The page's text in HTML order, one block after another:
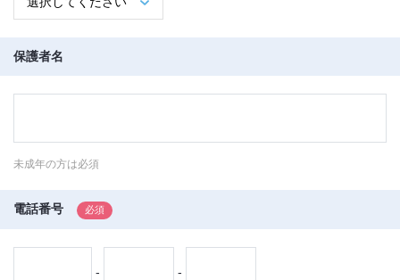
保護者名
未成年の方は必須
電話番号
- -